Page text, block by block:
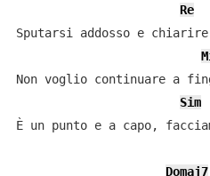
Re
Sputarsi addosso e
Non voglio continuare a
Sim
È un punto e a capo,
Domaj7